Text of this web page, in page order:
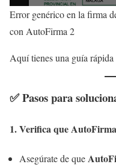
Error genérico en la firma
con AutoFirma 2
Aquí tienes una guía
✅Pasos para
1.Verifica que
Asegúrate de que